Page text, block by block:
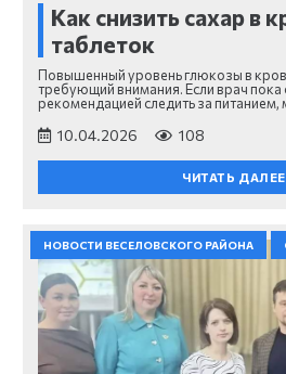
Как снизить сахар в
таблеток
Повышенный уровень глюкозы в
требующий внимания. Если врач пока
рекомендацией следить за
10.04.2026 108
ЧИТАТЬ ДАЛЕЕ
НОВОСТИ ВЕСЕЛОВСКОГО РАЙОНА